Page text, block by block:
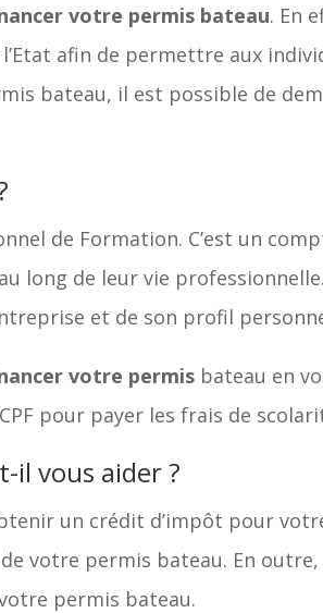
votre permis bateau. En
afin de permettre aux
bateau, il est possible de
de Formation. C’est un
long de leur vie
et de son profil
votre permis bateau en
pour payer les frais de
il vous aider ?
un crédit d’impôt pour
votre permis bateau. En
permis bateau.